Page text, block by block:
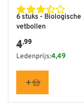
6 stuks - Biologische
vetbollen
4,99
Ledenprijs:4,49